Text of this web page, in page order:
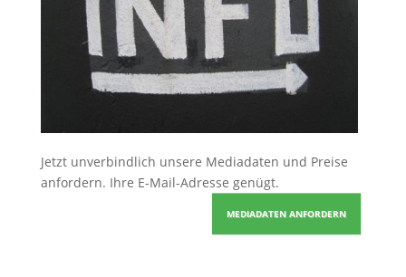
Jetzt unverbindlich unsere Mediadaten und Preise
anfordern. Ihre E-Mail-Adresse genügt.
MEDIADATEN ANFORDERN